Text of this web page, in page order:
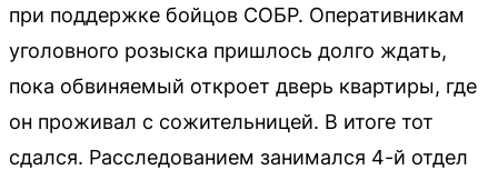
при поддержке бойцов СОБР. Оперативникам
уголовного розыска пришлось долго ждать,
пока обвиняемый откроет дверь квартиры, где
он проживал с сожительницей. В итоге тот
сдался. Расследованием занимался 4-й отдел